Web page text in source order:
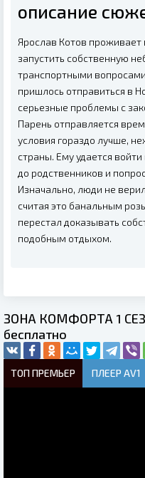
описание
Ярослав Котов проживает
запустить собственную
транспортными
пришлось отправиться в
серьезные проблемы с
Парень отправляется
условия гораздо лучше,
страны. Ему удается
до родственников и
Изначально, люди не
считая это банальным
перестал доказывать
подобным отдыхом.
ЗОНА КОМФОРТА 1
бесплатно
ТОП ПРЕМЬЕР ПЛЕЕР AV1